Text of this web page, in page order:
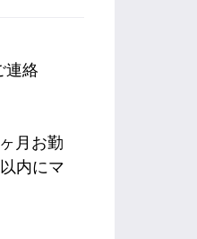
連絡
月お勤
内にマ